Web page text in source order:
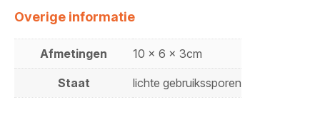
Overige informatie
Afmetingen 10 x 6 x 3cm
Staat lichte gebruikssporen